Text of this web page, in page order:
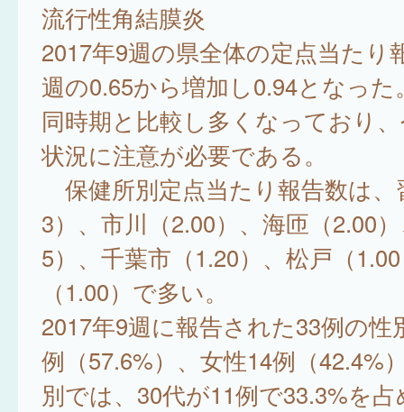
流行性角結膜炎
2017年9週の県全体の定点当たり
週の0.65から増加し0.94となった
同時期と比較し多くなっており
状況に注意が必要である。
保健所別定点当たり報告数は、
3）、市川（2.00）、海匝（2.00
5）、千葉市（1.20）、松戸（
（1.00）で多い。
2017年9週に報告された33例の性
例（57.6%）、女性14例（42.4%
別では、30代が11例で33.3%を